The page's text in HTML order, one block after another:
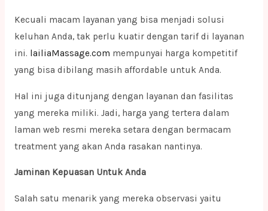
Kecuali macam layanan yang bisa menjadi solusi
keluhan Anda, tak perlu kuatir dengan tarif di layanan
ini. lailiaMassage.com mempunyai harga kompetitif
yang bisa dibilang masih affordable untuk Anda.
Hal ini juga ditunjang dengan layanan dan fasilitas
yang mereka miliki. Jadi, harga yang tertera dalam
laman web resmi mereka setara dengan bermacam
treatment yang akan Anda rasakan nantinya.
Jaminan Kepuasan Untuk Anda
Salah satu menarik yang mereka observasi yaitu